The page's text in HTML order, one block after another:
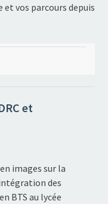
et vos parcours depuis
et
images sur la
des
BTS au lycée